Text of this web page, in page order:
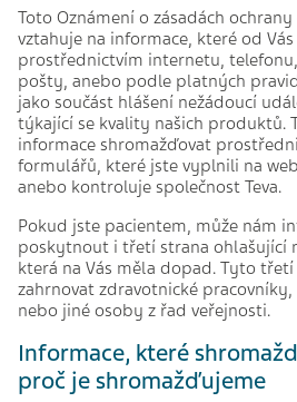
Toto Oznámení o zásadách
vztahuje na informace, které od
prostřednictvím internetu,
pošty, anebo podle platných
jako součást hlášení nežádoucí
týkající se kvality našich produktů.
informace shromažďovat
formulářů, které jste vyplnili na
anebo kontroluje společnost Teva.
Pokud jste pacientem, může nám
poskytnout i třetí strana ohlašující
která na Vás měla dopad. Tyto
zahrnovat zdravotnické
nebo jiné osoby z řad veřejnosti.
Informace, které
proč je shromažďujeme